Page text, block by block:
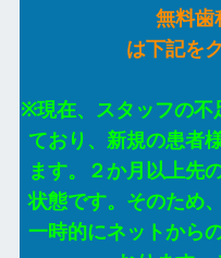
無料歯
は下記を
※現在、スタッフの不
ており、新規の患者
ます。２か月以上先
状態です。そのため
一時的にネットから